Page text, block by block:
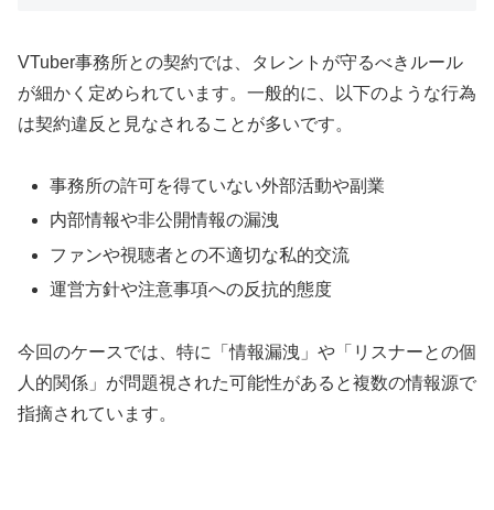
VTuber事務所との契約では、タレントが守るべきルール
が細かく定められています。一般的に、以下のような行為
は契約違反と見なされることが多いです。
事務所の許可を得ていない外部活動や副業
内部情報や非公開情報の漏洩
ファンや視聴者との不適切な私的交流
運営方針や注意事項への反抗的態度
今回のケースでは、特に「情報漏洩」や「リスナーとの個
人的関係」が問題視された可能性があると複数の情報源で
指摘されています。